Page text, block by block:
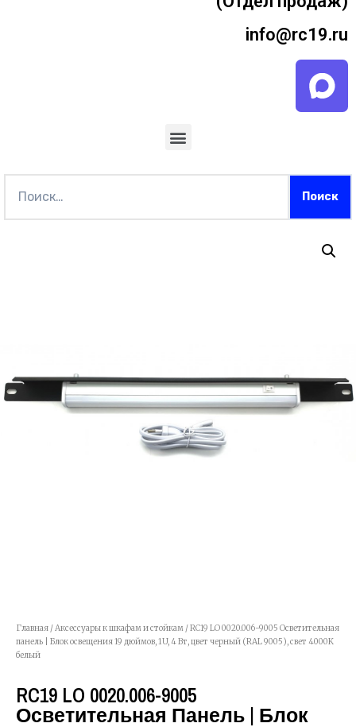
info@rc19.ru
Главная /Аксессуары к шкафам и стойкам / RC19 LO 0020.006-9005 Осветительная
панель | Блок освещения 19 дюймов, 1U, 4 Вт, цвет черный (RAL 9005), свет 4000K
белый
RC19 LO 0020.006-9005
Осветительная Панель | Блок